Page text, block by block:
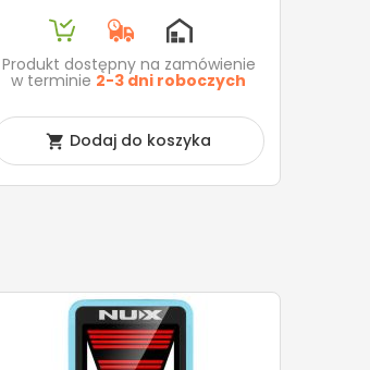
Produkt dostępny na zamówienie
w terminie 2-3 dni roboczych
 Dodaj do koszyka